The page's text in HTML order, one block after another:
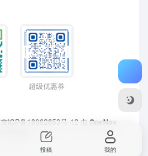
超级优惠券
京ICP备18062653号-12 由 OneNav
投稿 我的